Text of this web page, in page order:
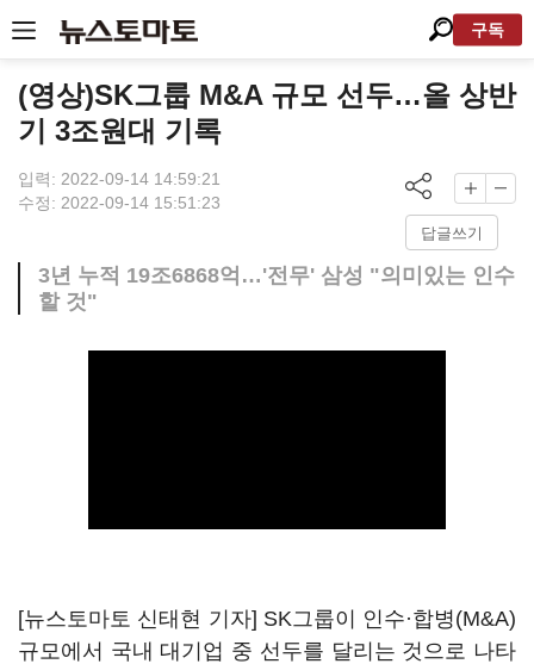
구독
(영상)SK그룹 M&A 규모 선두…올 상반
기 3조원대 기록
입력: 2022-09-14 14:59:21
수정: 2022-09-14 15:51:23
답글쓰기
3년 누적 19조6868억…'전무' 삼성 "의미있는 인수
할 것"
[뉴스토마토 신태현 기자] SK그룹이 인수·합병(M&A)
규모에서 국내 대기업 중 선두를 달리는 것으로 나타